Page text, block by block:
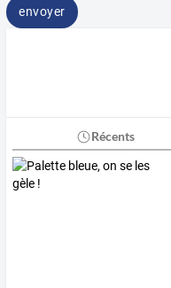
envoyer
Récents